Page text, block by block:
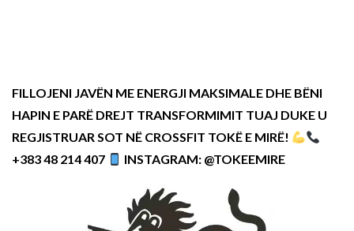
FILLOJENI JAVËN ME ENERGJI MAKSIMALE DHE BËNI
HAPIN E PARË DREJT TRANSFORMIMIT TUAJ DUKE U
REGJISTRUAR SOT NË CROSSFIT TOKË E MIRË!
+383 48 214 407
INSTAGRAM: @TOKEEMIRE